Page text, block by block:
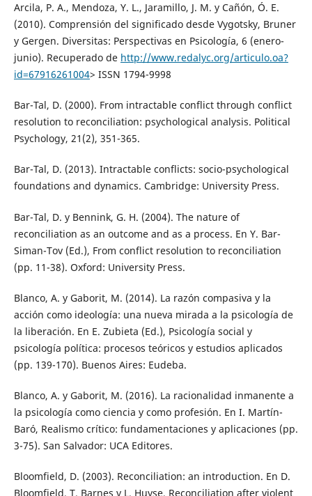
Arcila, P. A., Mendoza, Y. L., Jaramillo, J. M. y Cañón, Ó. E.
(2010). Comprensión del significado desde Vygotsky, Bruner
y Gergen. Diversitas: Perspectivas en Psicología, 6 (enero-
junio). Recuperado de http://www.redalyc.org/articulo.oa?
id=67916261004> ISSN 1794-9998
Bar-Tal, D. (2000). From intractable conflict through conflict
resolution to reconciliation: psychological analysis. Political
Psychology, 21(2), 351-365.
Bar-Tal, D. (2013). Intractable conflicts: socio-psychological
foundations and dynamics. Cambridge: University Press.
Bar-Tal, D. y Bennink, G. H. (2004). The nature of
reconciliation as an outcome and as a process. En Y. Bar-
Siman-Tov (Ed.), From conflict resolution to reconciliation
(pp. 11-38). Oxford: University Press.
Blanco, A. y Gaborit, M. (2014). La razón compasiva y la
acción como ideología: una nueva mirada a la psicología de
la liberación. En E. Zubieta (Ed.), Psicología social y
psicología política: procesos teóricos y estudios aplicados
(pp. 139-170). Buenos Aires: Eudeba.
Blanco, A. y Gaborit, M. (2016). La racionalidad inmanente a
la psicología como ciencia y como profesión. En I. Martín-
Baró, Realismo crítico: fundamentaciones y aplicaciones (pp.
3-75). San Salvador: UCA Editores.
Bloomfield, D. (2003). Reconciliation: an introduction. En D.
Bloomfield, T. Barnes y L. Huyse, Reconciliation after violent